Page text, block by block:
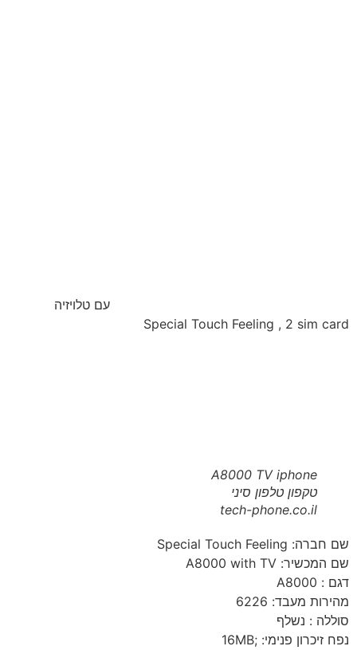
עם טלויזיה
Special Touch Feeling , 2 sim card
A8000 TV iphone
טקפון טלפון סיני
tech-phone.co.il
שם חברה: Special Touch Feeling
שם המכשיר: A8000 with TV
דגם : A8000
מהירות מעבד: 6226
סוללה : נשלף
נפח זיכרון פנימי: ;16MB